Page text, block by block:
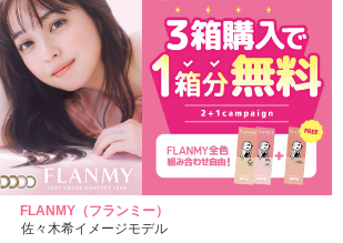
FLANMY（フランミー）
佐々木希イメージモデル